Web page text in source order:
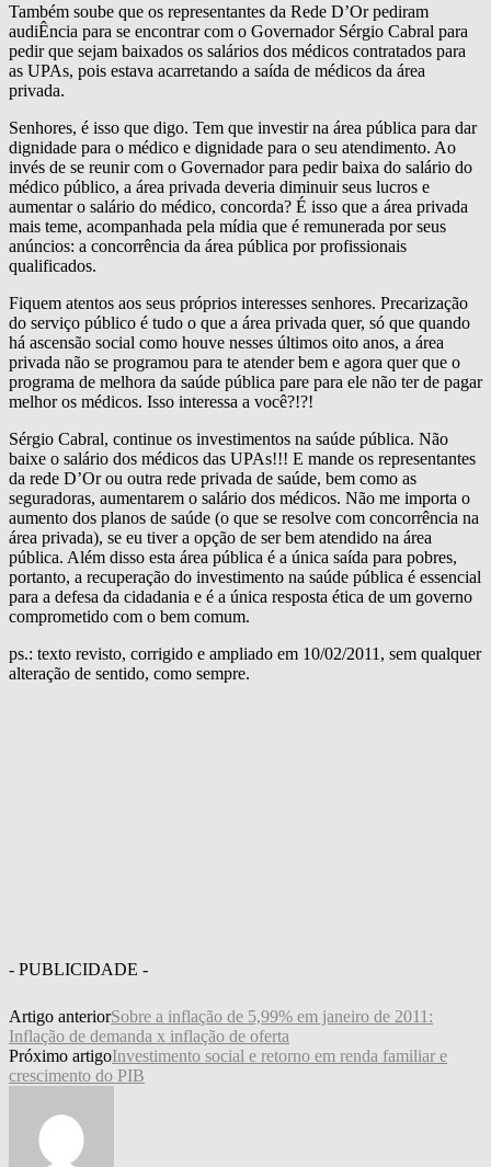
Também soube que os representantes da Rede D’Or pediram
audiÊncia para se encontrar com o Governador Sérgio Cabral para
pedir que sejam baixados os salários dos médicos contratados para
as UPAs, pois estava acarretando a saída de médicos da área
privada.
Senhores, é isso que digo. Tem que investir na área pública para dar
dignidade para o médico e dignidade para o seu atendimento. Ao
invés de se reunir com o Governador para pedir baixa do salário do
médico público, a área privada deveria diminuir seus lucros e
aumentar o salário do médico, concorda? É isso que a área privada
mais teme, acompanhada pela mídia que é remunerada por seus
anúncios: a concorrência da área pública por profissionais
qualificados.
Fiquem atentos aos seus próprios interesses senhores. Precarização
do serviço público é tudo o que a área privada quer, só que quando
há ascensão social como houve nesses últimos oito anos, a área
privada não se programou para te atender bem e agora quer que o
programa de melhora da saúde pública pare para ele não ter de pagar
melhor os médicos. Isso interessa a você?!?!
Sérgio Cabral, continue os investimentos na saúde pública. Não
baixe o salário dos médicos das UPAs!!! E mande os representantes
da rede D’Or ou outra rede privada de saúde, bem como as
seguradoras, aumentarem o salário dos médicos. Não me importa o
aumento dos planos de saúde (o que se resolve com concorrência na
área privada), se eu tiver a opção de ser bem atendido na área
pública. Além disso esta área pública é a única saída para pobres,
portanto, a recuperação do investimento na saúde pública é essencial
para a defesa da cidadania e é a única resposta ética de um governo
comprometido com o bem comum.
ps.: texto revisto, corrigido e ampliado em 10/02/2011, sem qualquer
alteração de sentido, como sempre.
- PUBLICIDADE -
Artigo anteriorSobre a inflação de 5,99% em janeiro de 2011:
Inflação de demanda x inflação de oferta
Próximo artigoInvestimento social e retorno em renda familiar e
crescimento do PIB